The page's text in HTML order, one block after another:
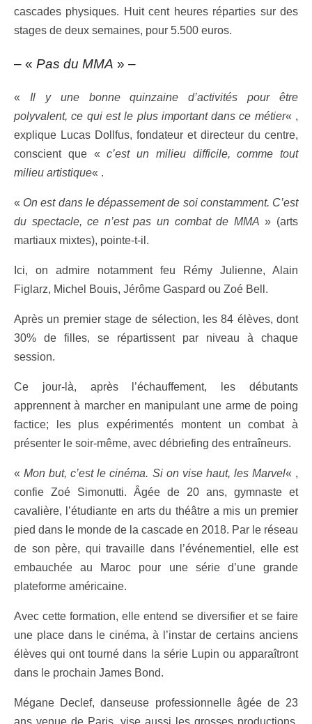
cascades physiques. Huit cent heures réparties sur des
stages de deux semaines, pour 5.500 euros.
– « Pas du MMA » –
« Il y une bonne quinzaine d’activités pour être
polyvalent, ce qui est le plus important dans ce métier« ,
explique Lucas Dollfus, fondateur et directeur du centre,
conscient que «c’est un milieu difficile, comme tout
milieu artistique« .
« On est dans le dépassement de soi constamment. C’est
du spectacle, ce n’est pas un combat de MMA » (arts
martiaux mixtes), pointe-t-il.
Ici, on admire notamment feu Rémy Julienne, Alain
Figlarz, Michel Bouis, Jérôme Gaspard ou Zoé Bell.
Après un premier stage de sélection, les 84 élèves, dont
30% de filles, se répartissent par niveau à chaque
session.
Ce jour-là, après l’échauffement, les débutants
apprennent à marcher en manipulant une arme de poing
factice; les plus expérimentés montent un combat à
présenter le soir-même, avec débriefing des entraîneurs.
«Mon but, c’est le cinéma. Si on vise haut, les Marvel« ,
confie Zoé Simonutti. Âgée de 20 ans, gymnaste et
cavalière, l’étudiante en arts du théâtre a mis un premier
pied dans le monde de la cascade en 2018. Par le réseau
de son père, qui travaille dans l’événementiel, elle est
embauchée au Maroc pour une série d’une grande
plateforme américaine.
Avec cette formation, elle entend se diversifier et se faire
une place dans le cinéma, à l’instar de certains anciens
élèves qui ont tourné dans la série Lupin ou apparaîtront
dans le prochain James Bond.
Mégane Declef, danseuse professionnelle âgée de 23
ans venue de Paris, vise aussi les grosses productions,